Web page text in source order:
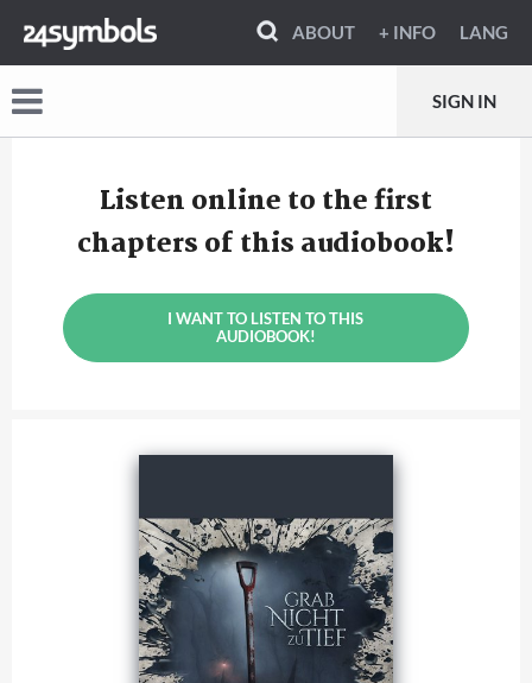
ABOUT + INFO LANG
SIGN IN
Listen online to the first
chapters of this audiobook!
I WANT TO LISTEN TO THIS
AUDIOBOOK!